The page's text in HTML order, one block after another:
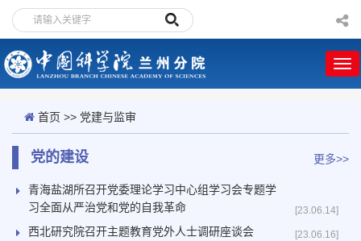
首页 >> 党建与监审
更多>>
党的建设
[23.06.14]
青海盐湖所召开党委理论学习中心组学习会专题学
习全面从严治党和党的自我革命
[23.06.16]
西北研究院召开主题教育党外人士调研座谈会